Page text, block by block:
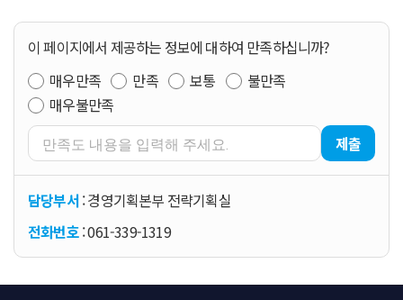
이 페이지에서 제공하는 정보에 대하여 만족하십니까?
매우만족
만족 보통
불만족
매우불만족
제출
담당부서: 경영기획본부 전략기획실
전화번호: 061-339-1319